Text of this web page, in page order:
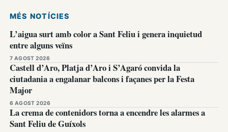
MÉS NOTÍCIES
L’aigua surt amb color a Sant Feliu i genera inquietud
entre alguns veïns
7 AGOST 2026
Castell d’Aro, Platja d’Aro i S’Agaró convida la
ciutadania a engalanar balcons i façanes per la Festa
Major
6 AGOST 2026
La crema de contenidors torna a encendre les alarmes a
Sant Feliu de Guíxols